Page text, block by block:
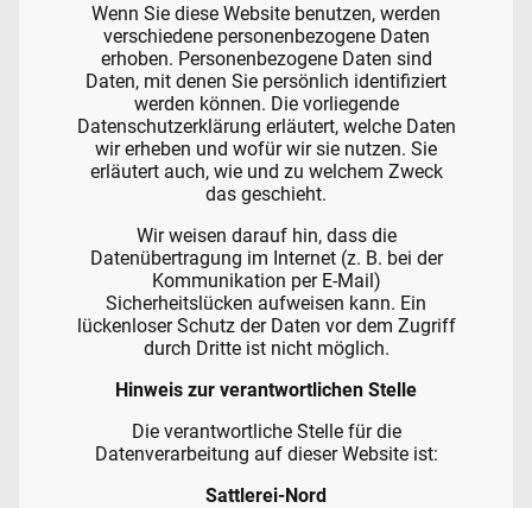
Wenn Sie diese Website benutzen, werden
verschiedene personenbezogene Daten
erhoben. Personenbezogene Daten sind
Daten, mit denen Sie persönlich identifiziert
werden können. Die vorliegende
Datenschutzerklärung erläutert, welche Daten
wir erheben und wofür wir sie nutzen. Sie
erläutert auch, wie und zu welchem Zweck
das geschieht.
Wir weisen darauf hin, dass die
Datenübertragung im Internet (z. B. bei der
Kommunikation per E-Mail)
Sicherheitslücken aufweisen kann. Ein
lückenloser Schutz der Daten vor dem Zugriff
durch Dritte ist nicht möglich.
Hinweis zur verantwortlichen Stelle
Die verantwortliche Stelle für die
Datenverarbeitung auf dieser Website ist:
Sattlerei-Nord